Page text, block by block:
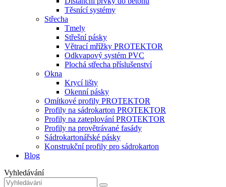
Těsnící systémy
Střecha
Tmely
Střešní pásky
Větrací mřížky PROTEKTOR
Odkvapový systém PVC
Plochá střecha příslušenství
Okna
Krycí lišty
Okenní pásky
Omítkové profily PROTEKTOR
Profily na sádrokarton PROTEKTOR
Profily na zateplování PROTEKTOR
Profily na provětrávané fasády
Sádrokartonářské pásky
Konstrukční profily pro sádrokarton
Blog
Vyhledávání